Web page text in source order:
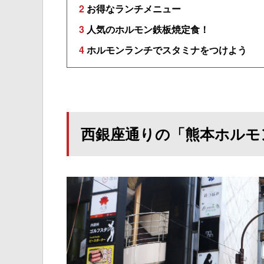
2 お得なランチメニュー
3 人気のホルモン鉄板焼定食！
4ホルモンランチでスタミナをつけよう
西銀座通りの「熊本ホル